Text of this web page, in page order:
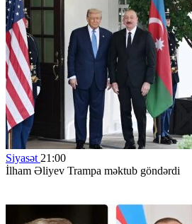
Siyasət 21:00
İlham Əliyev Trampa məktub göndərdi